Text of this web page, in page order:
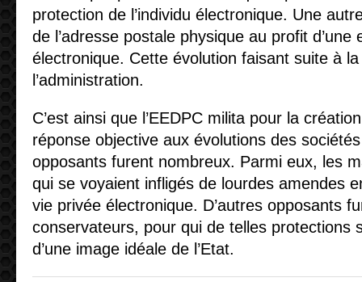
protection de l’individu électronique. Une
de l’adresse postale physique au profit d’une
électronique. Cette évolution faisant suite à
l’administration.
C’est ainsi que l’EEDPC milita pour la
réponse objective aux évolutions des
opposants furent nombreux. Parmi eux, les
qui se voyaient infligés de lourdes amendes
vie privée électronique. D’autres opposants
conservateurs, pour qui de telles protections
d’une image idéale de l’Etat.